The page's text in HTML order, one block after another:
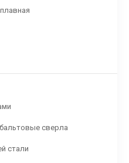
сверла
стали